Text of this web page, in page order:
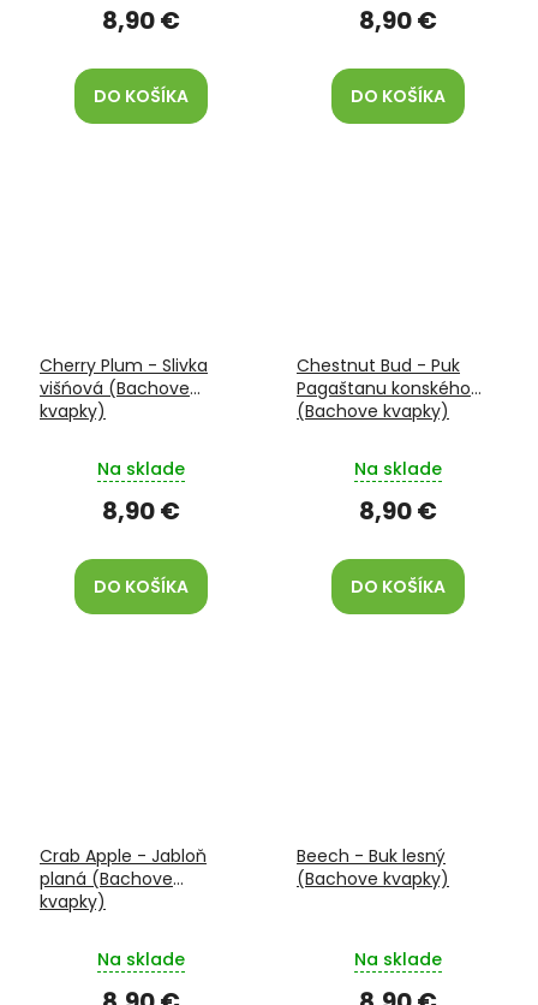
8,90 €
DO KOŠÍKA
8,90 €
DO KOŠÍKA
Cherry Plum - Slivka
višńová (Bachove
kvapky)
Na sklade
8,90 €
DO KOŠÍKA
Chestnut Bud - Puk
Pagaštanu konského
(Bachove kvapky)
Na sklade
8,90 €
DO KOŠÍKA
Crab Apple - Jabloň
planá (Bachove
kvapky)
Na sklade
Beech - Buk lesný
(Bachove kvapky)
Na sklade